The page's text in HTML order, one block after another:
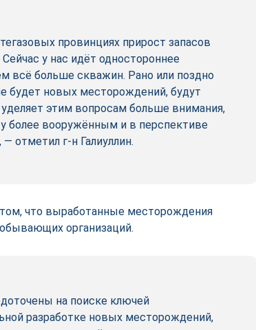
провинциях прирост запасов
у нас идёт одностороннее
всё больше скважин. Рано или поздно
будет новых месторождений, будут
этим вопросам больше внимания,
более вооружённым и в перспективе
отметил г-н Галиуллин.
что выработанные месторождения
организаций.
на поиске ключей
разработке новых месторождений,